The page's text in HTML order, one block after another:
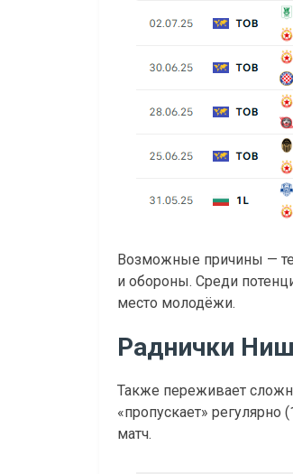
Возможные причины —
и обороны. Среди
место молодёжи.
Раднички Ниш
Также переживает
«пропускает»
матч.